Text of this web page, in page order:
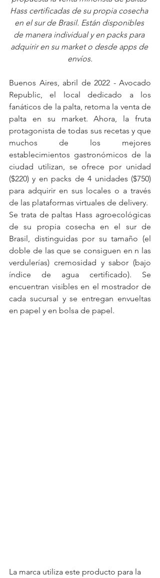
Hass certificadas de su propia cosecha
en el sur de Brasil. Están disponibles
de manera individual y en packs para
adquirir en su market o desde apps de
envíos.
Buenos Aires, abril de 2022 - Avocado
Republic, el local dedicado a los
fanáticos de la palta, retoma la venta de
palta en su market. Ahora, la fruta
protagonista de todas sus recetas y que
muchos de los mejores
establecimientos gastronómicos de la
ciudad utilizan, se ofrece por unidad
($220) y en packs de 4 unidades ($750)
para adquirir en sus locales o a través
de las plataformas virtuales de delivery.
Se trata de paltas Hass agroecológicas
de su propia cosecha en el sur de
Brasil, distinguidas por su tamaño (el
doble de las que se consiguen en n las
verdulerías) cremosidad y sabor (bajo
índice de agua certificado). Se
encuentran visibles en el mostrador de
cada sucursal y se entregan envueltas
en papel y en bolsa de papel.
La marca utiliza este producto para la